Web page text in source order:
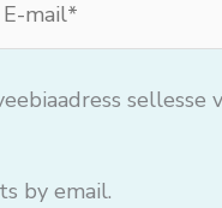
mail*
sellesse
by email.